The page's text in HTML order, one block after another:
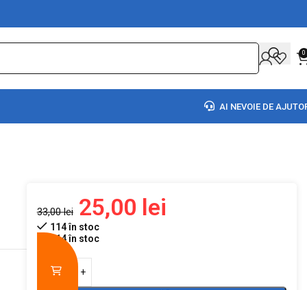
0
AI NEVOIE DE
33,00lei 25,00 lei
114 în stoc
114 în stoc